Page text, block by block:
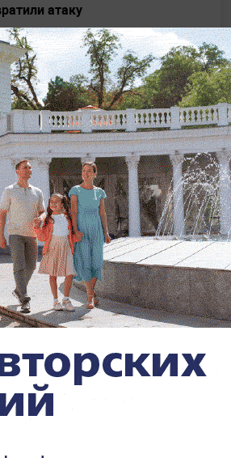
атаку
ОБЩЕСТВО